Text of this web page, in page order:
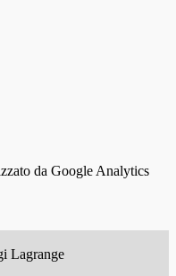
da Google Analytics
Lagrange